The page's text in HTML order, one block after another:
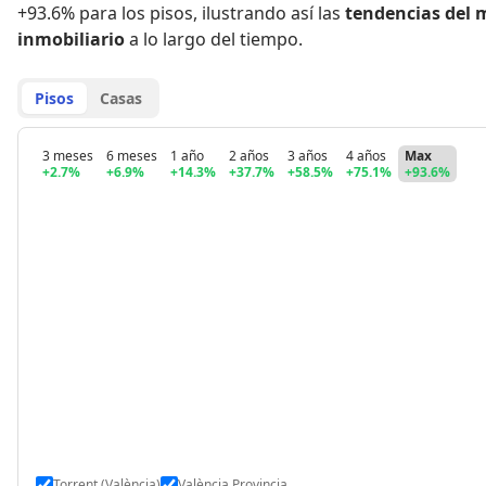
+93.6% para los pisos, ilustrando así las tendencias del
inmobiliarioa lo largo del tiempo.
Pisos Casas
3 meses
+2.7%
6 meses
+6.9%
1 año
+14.3%
2 años
+37.7%
3 años
+58.5%
4 años
+75.1%
Max
+93.6%